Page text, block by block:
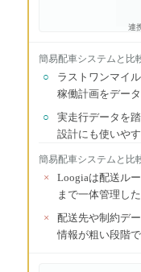
連
簡易配車システム と比
○
ラストワンマイ
稼働計画をデー
○
実走行データを
設計にも使いやす
簡易配車システム と比
×
Loogiaは配送ル
まで一体管理し
×
配送先や制約デ
情報が粗い段階